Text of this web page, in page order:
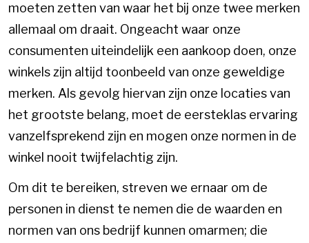
moeten zetten van waar het bij onze twee merken
allemaal om draait. Ongeacht waar onze
consumenten uiteindelijk een aankoop doen, onze
winkels zijn altijd toonbeeld van onze geweldige
merken. Als gevolg hiervan zijn onze locaties van
het grootste belang, moet de eersteklas ervaring
vanzelfsprekend zijn en mogen onze normen in de
winkel nooit twijfelachtig zijn.
Om dit te bereiken, streven we ernaar om de
personen in dienst te nemen die de waarden en
normen van ons bedrijf kunnen omarmen; die